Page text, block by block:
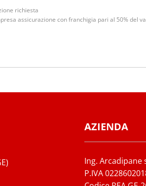
richiesta
assicurazione con franchigia pari al 50% del
AZIENDA
Ing. Arcadipane
P.IVA